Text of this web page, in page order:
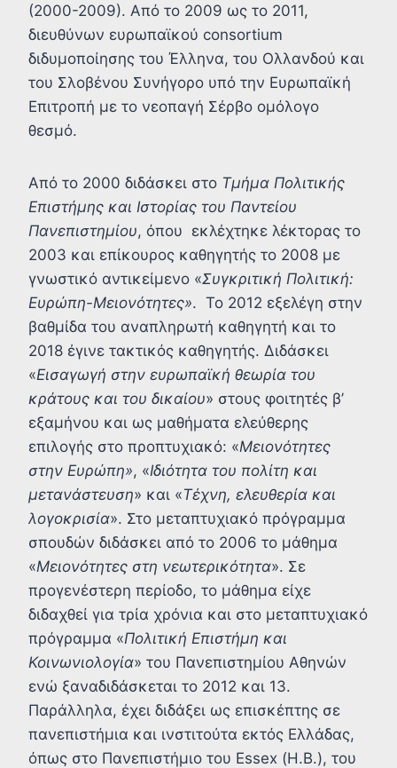
(2000-2009). Από το 2009 ως το 2011,
διευθύνων ευρωπαϊκού consortium
διδυμοποίησης του Έλληνα, του Ολλανδού και
του Σλοβένου Συνήγορο υπό την Ευρωπαϊκή
Επιτροπή με το νεοπαγή Σέρβο ομόλογο
θεσμό.
Από το 2000 διδάσκει στο Τμήμα Πολιτικής
Επιστήμης και Ιστορίας του Παντείου
Πανεπιστημίου, όπου εκλέχτηκε λέκτορας το
2003 και επίκουρος καθηγητής το 2008 με
γνωστικό αντικείμενο «Συγκριτική Πολιτική:
Ευρώπη-Μειονότητες». Το 2012 εξελέγη στην
βαθμίδα του αναπληρωτή καθηγητή και το
2018 έγινε τακτικός καθηγητής. Διδάσκει
«Εισαγωγή στην ευρωπαϊκή θεωρία του
κράτους και του δικαίου» στους φοιτητές β’
εξαμήνου και ως μαθήματα ελεύθερης
επιλογής στο προπτυχιακό: «Μειονότητες
στην Ευρώπη», «Ιδιότητα του πολίτη και
μετανάστευση» και «Τέχνη, ελευθερία και
λογοκρισία». Στο μεταπτυχιακό πρόγραμμα
σπουδών διδάσκει από το 2006 το μάθημα
«Μειονότητες στη νεωτερικότητα». Σε
προγενέστερη περίοδο, το μάθημα είχε
διδαχθεί για τρία χρόνια και στο μεταπτυχιακό
πρόγραμμα «Πολιτική Επιστήμη και
Κοινωνιολογία» του Πανεπιστημίου Αθηνών
ενώ ξαναδιδάσκεται το 2012 και 13.
Παράλληλα, έχει διδάξει ως επισκέπτης σε
πανεπιστήμια και ινστιτούτα εκτός Ελλάδας,
όπως στο Πανεπιστήμιο του Essex (Η.Β.), του